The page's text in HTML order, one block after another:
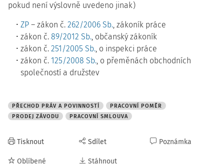
pokud není výslovně uvedeno jinak)
ZP – zákon č. 262/2006 Sb., zákoník práce
zákon č. 89/2012 Sb., občanský zákoník
zákon č. 251/2005 Sb., o inspekci práce
zákon č. 125/2008 Sb., o přeměnách obchodních
společností a družstev
PŘECHOD PRÁV A POVINNOSTÍ
PRACOVNÍ POMĚR
PRODEJ ZÁVODU
PRACOVNÍ SMLOUVA
Tisknout
Oblíbené
Sdílet
Stáhnout
Poznámka